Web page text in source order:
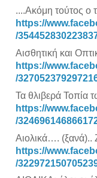
....Ακόμη τούτος ο
https://
/
Αισθητική και
https://
/
Τα θλιβερά Τοπία
https://
/
Αιολικά….
https://
/